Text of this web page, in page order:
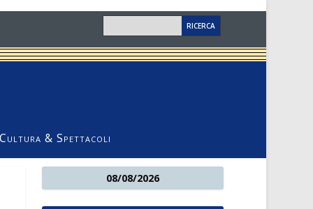
Cultura & Spettacoli
08/08/2026